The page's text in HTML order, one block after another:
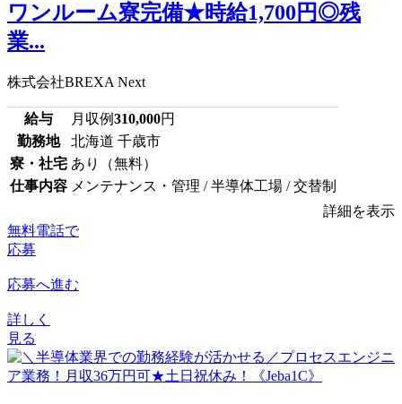
ワンルーム寮完備★時給1,700円◎残
業...
株式会社BREXA Next
給与 月収例310,000円
勤務地
北海道 千歳市
寮・社宅 あり（無料）
仕事内容 メンテナンス・管理 / 半導体工場 / 交替制
詳細を表示
無料電話で
応募
応募へ進む
詳しく
見る